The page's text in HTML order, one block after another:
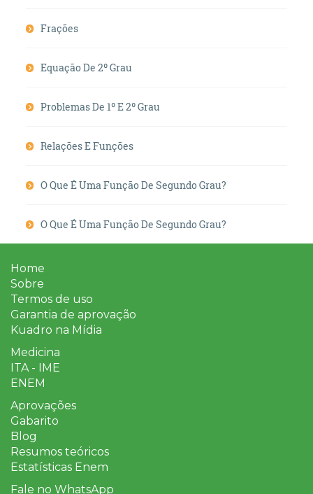
Frações
Equação De 2º Grau
Problemas De 1º E 2º Grau
Relações E Funções
O Que É Uma Função De Segundo Grau?
O Que É Uma Função De Segundo Grau?
Home
Sobre
Termos de uso
Garantia de aprovação
Kuadro na Mídia
Medicina
ITA - IME
ENEM
Aprovações
Gabarito
Blog
Resumos teóricos
Estatísticas Enem
Fale no WhatsApp